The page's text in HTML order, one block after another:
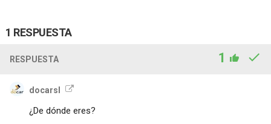
1 RESPUESTA
RESPUESTA 1
docarsl
¿De dónde eres?